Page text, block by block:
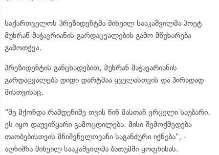
საქართველოს პრეზიდენტმა მიხეილ სააკაშვილმა პოეტ
მუხრან მაჭავრიანის გარდაცვალების გამო მწუხარება
გამოთქვა.
პრეზიდენტის განცხადებით, მუხრან მაჭავარიანის
გარდაცვალება დიდი დარტმაა ყველასთვის და პირადად
მისთვისაც.
"მე მქონდა რამდენიმე თვის წინ მასთან ვრცელი საუბარი.
ეს იყო დაუვიწყარი გამოცდილება. მისი შემოქმედება
თაობებისთვის მნიშვნელოვანი საგანძური იქნება", -
აღნიშნა მიხეილ სააკაშვილმა ბათუმში ყოფნისას.